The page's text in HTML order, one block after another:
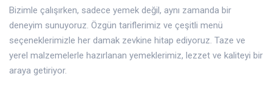
Bizimle çalışırken, sadece yemek değil, aynı zamanda bir
deneyim sunuyoruz. Özgün tariflerimiz ve çeşitli menü
seçeneklerimizle her damak zevkine hitap ediyoruz. Taze ve
yerel malzemelerle hazırlanan yemeklerimiz, lezzet ve kaliteyi bir
araya getiriyor.